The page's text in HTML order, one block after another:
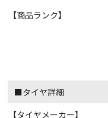
【商品ランク】
■タイヤ詳細
【タイヤメーカー】